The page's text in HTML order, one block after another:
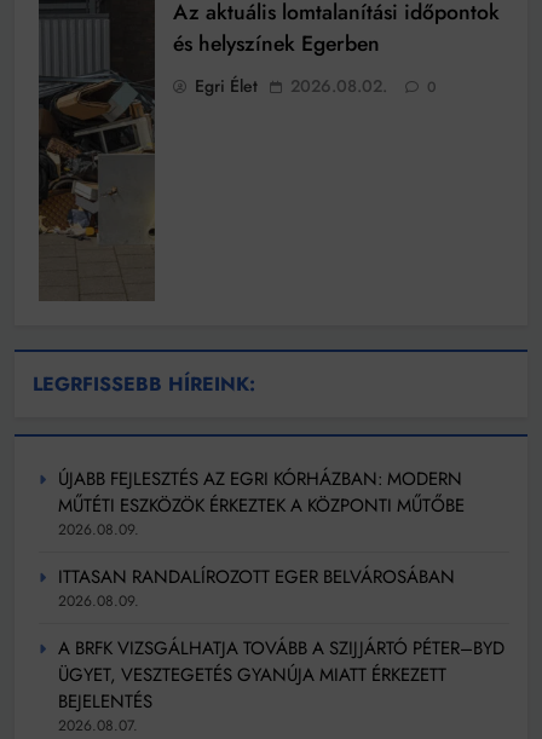
Az aktuális lomtalanítási időpontok
és helyszínek Egerben
Egri Élet 2026.08.02. 0
LEGRFISSEBB HÍREINK:
ÚJABB FEJLESZTÉS AZ EGRI KÓRHÁZBAN: MODERN
MŰTÉTI ESZKÖZÖK ÉRKEZTEK A KÖZPONTI MŰTŐBE
2026.08.09.
ITTASAN RANDALÍROZOTT EGER BELVÁROSÁBAN
2026.08.09.
A BRFK VIZSGÁLHATJA TOVÁBB A SZIJJÁRTÓ PÉTER–BYD
ÜGYET, VESZTEGETÉS GYANÚJA MIATT ÉRKEZETT
BEJELENTÉS
2026.08.07.